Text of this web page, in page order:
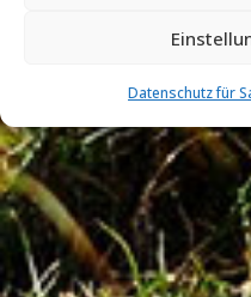
Datenschutz für